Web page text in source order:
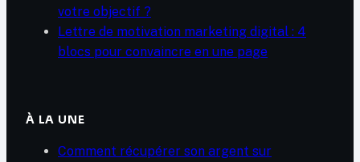
votre objectif ?
Lettre de motivation marketing digital : 4
blocs pour convaincre en une page
À LA UNE
Comment récupérer son argent sur